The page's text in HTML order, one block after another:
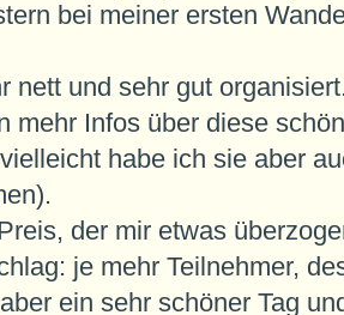
bei meiner ersten
nett und sehr gut
mehr Infos über diese
habe ich sie aber
der mir etwas
je mehr Teilnehmer,
ein sehr schöner Tag